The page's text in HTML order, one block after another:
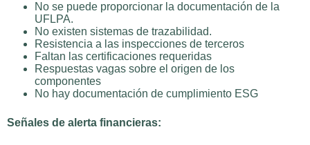
No se puede proporcionar la documentación de la
UFLPA.
No existen sistemas de trazabilidad.
Resistencia a las inspecciones de terceros
Faltan las certificaciones requeridas
Respuestas vagas sobre el origen de los
componentes
No hay documentación de cumplimiento ESG
Señales de alerta financieras: